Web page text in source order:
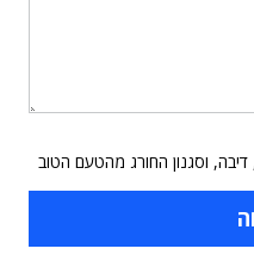
וסגנון החורג מהטעם הטוב